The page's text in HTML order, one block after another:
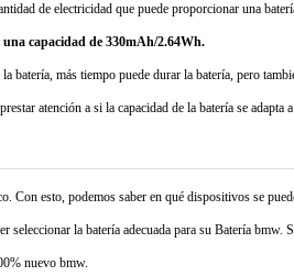
de electricidad que puede proporcionar una
capacidad de 330mAh/2.64Wh.
batería, más tiempo puede durar la batería, pero
atención a si la capacidad de la batería se
Con esto, podemos saber en qué dispositivos se
seleccionar la batería adecuada para su Batería
nuevo bmw.